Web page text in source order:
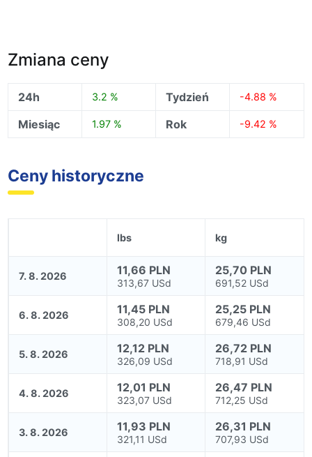
Zmiana ceny
24h 3.2 % Tydzień -4.88 %
Miesiąc 1.97 % Rok -9.42 %
Ceny historyczne
lbs kg
7. 8. 2026 11,66 PLN
313,67 USd
25,70 PLN
691,52 USd
6. 8. 2026 11,45 PLN
308,20 USd
25,25 PLN
679,46 USd
5. 8. 2026 12,12 PLN
326,09 USd
26,72 PLN
718,91 USd
4. 8. 2026 12,01 PLN
323,07 USd
26,47 PLN
712,25 USd
3. 8. 2026 11,93 PLN
321,11 USd
26,31 PLN
707,93 USd